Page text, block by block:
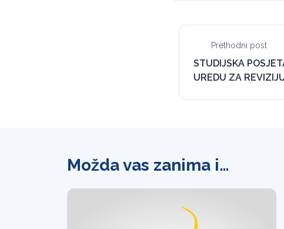
Prethodni post
STUDIJSKA
UREDU ZA
Možda vas zanima i…